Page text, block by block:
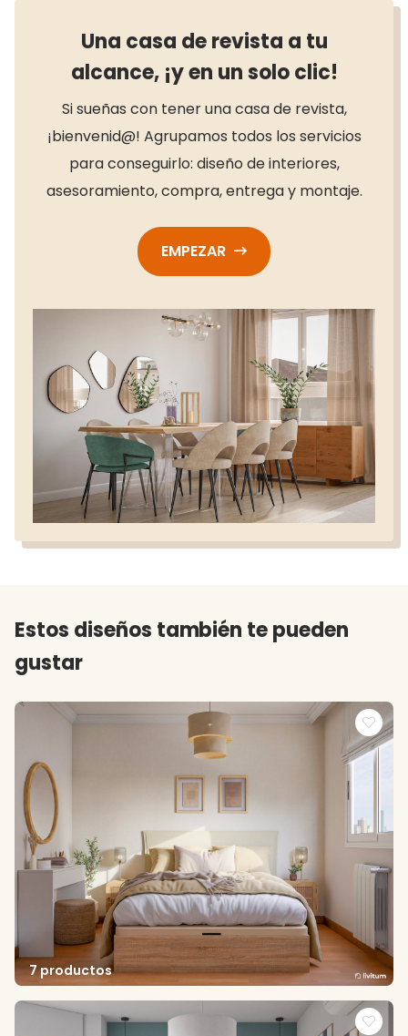
Una casa de revista a tu
alcance, ¡y en un solo clic!
Si sueñas con tener una casa de revista,
¡bienvenid@! Agrupamos todos los servicios
para conseguirlo: diseño de interiores,
asesoramiento, compra, entrega y montaje.
EMPEZAR
Estos diseños también te pueden
gustar
7 productos